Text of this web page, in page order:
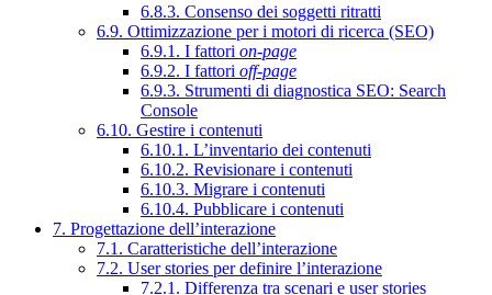
6.8.3. Consenso dei soggetti ritratti
6.9. Ottimizzazione per i motori di ricerca (SEO)
6.9.1. I fattori on-page
6.9.2. I fattori off-page
6.9.3. Strumenti di diagnostica SEO: Search
Console
6.10. Gestire i contenuti
6.10.1. L’inventario dei contenuti
6.10.2. Revisionare i contenuti
6.10.3. Migrare i contenuti
6.10.4. Pubblicare i contenuti
7. Progettazione dell’interazione
7.1. Caratteristiche dell’interazione
7.2. User stories per definire l’interazione
7.2.1. Differenza tra scenari e user stories